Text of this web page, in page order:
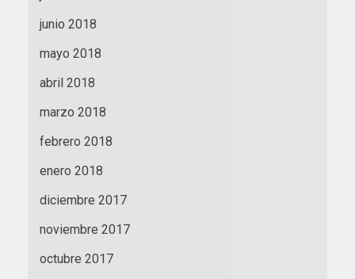
junio 2018
mayo 2018
abril 2018
marzo 2018
febrero 2018
enero 2018
diciembre 2017
noviembre 2017
octubre 2017